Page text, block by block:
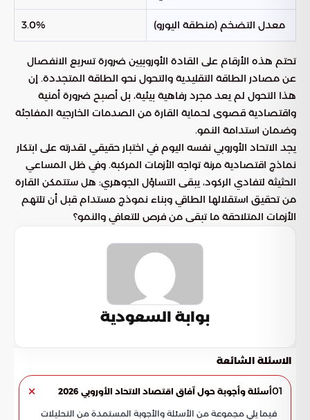
معدل التضخم (منطقة اليورو) 3.0%
تحتم هذه الأرقام على القادة الأوروبيين ضرورة تسريع الانفصال
عن مصادر الطاقة التقليدية والتحول نحو الطاقة المتجددة. إن
هذا التحول لم يعد مجرد رفاهية بيئية، بل أصبح ضرورة أمنية
واقتصادية قصوى لحماية القارة من الصدمات الخارجية المفاجئة
وضمان استدامة النمو.
يجد الاتحاد الأوروبي نفسه اليوم في اختبار حقيقي لقدرته على ابتكار
نماذج اقتصادية مرنة تواجه الأزمات المركبة. وفي ظل المساعي
الحثيثة لتفادي الركود، يبقى التساؤل الجوهري: هل ستتمكن القارة
من تحقيق استقلالها الطاقي وبناء نموذج مستدام قبل أن تلتهم
الأزمات المتلاحقة ما تبقى من فرص للتعافي والنمو؟
بوابة السعودية
الاسئلة الشائعة
01أسئلة وأجوبة حول آفاق اقتصاد الاتحاد الأوروبي 2026
فيما يلي مجموعة من الأسئلة والأجوبة المستمدة من التحليلات